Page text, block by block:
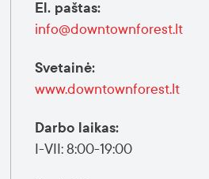
El. paštas:
info@downtownforest.lt
Svetainė:
www.downtownforest.lt
Darbo laikas:
I-VII: 8:00-19:00